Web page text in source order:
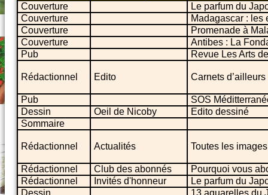
Couverture
Le parfum du
Couverture
Madagascar : les
Couverture
Promenade à
Couverture
Antibes : La
Pub
Revue Les Arts
Rédactionnel Edito Carnets
Pub
SOS
Dessin
Oeil de Nicoby
Edito dessiné
Sommaire
Rédactionnel Actualités Toutes les
Rédactionnel Club des abonnés
Pourquoi vous
Rédactionnel
Invités d'honneur
Le parfum du
Dessin
13 aquarelles du